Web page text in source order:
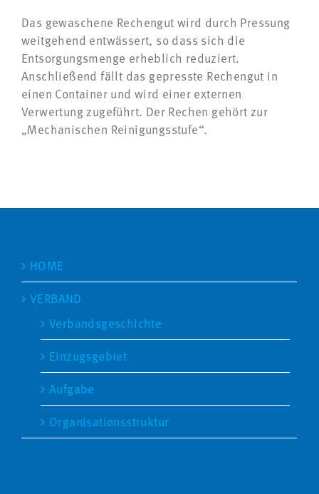
Das gewaschene Rechengut wird durch Pressung
weitgehend entwässert, so dass sich die
Entsorgungsmenge erheblich reduziert.
Anschließend fällt das gepresste Rechengut in
einen Container und wird einer externen
Verwertung zugeführt. Der Rechen gehört zur
„Mechanischen Reinigungsstufe“.
HOME
VERBAND
Verbandsgeschichte
Einzugsgebiet
Aufgabe
Organisationsstruktur